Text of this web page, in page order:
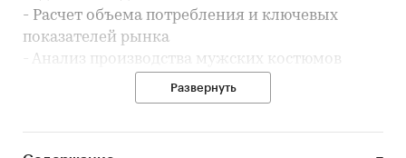
- Расчет объема потребления и ключевых
показателей рынка
- Анализ производства мужских костюмов
- Составление рейтинга производителей
- Анализ цен производителей мужских
Развернуть